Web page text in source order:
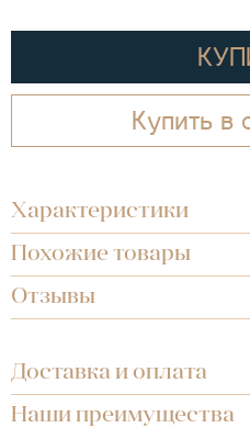
Купить в
Характеристики
Похожие товары
Отзывы
Доставка и оплата
Наши преимущества